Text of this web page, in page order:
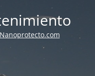
Nanoprotecto.com